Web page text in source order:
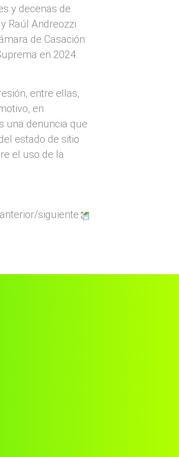
y decenas de
Raúl Andreozzi
de Casación
en 2024.
entre ellas,
en
una denuncia que
estado de sitio
el uso de la
anterior/siguiente